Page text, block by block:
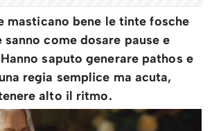
masticano bene le tinte fosche
sanno come dosare pause e
saputo generare pathos e
regia semplice ma acuta,
alto il ritmo.